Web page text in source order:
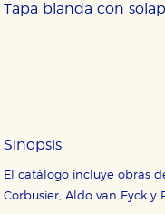
Tapa blanda con
Sinopsis
El catálogo incluye obras
Corbusier, Aldo van Eyck y